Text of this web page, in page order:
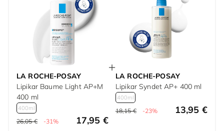
LA ROCHE-POSAY
Lipikar Baume Light AP+M
400 ml
400ml
26,05 € -31% 17,95 €
LA ROCHE-POSAY
Lipikar Syndet AP+ 400 ml
400ml
18,15 € -23% 13,95 €